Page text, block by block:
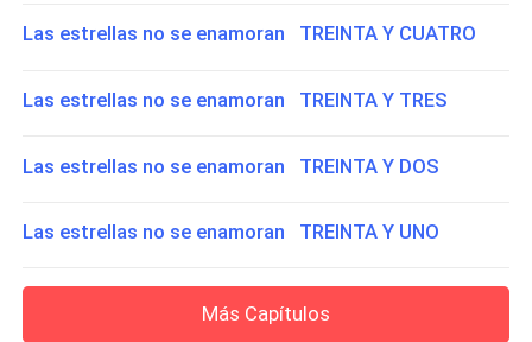
Las estrellas no se enamoran TREINTA Y CUATRO
Las estrellas no se enamoran TREINTA Y TRES
Las estrellas no se enamoran TREINTA Y DOS
Las estrellas no se enamoran TREINTA Y UNO
Más Capítulos